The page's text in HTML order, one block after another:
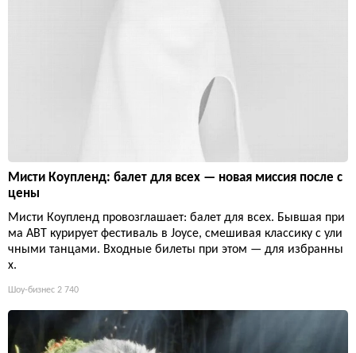
Мисти Коупленд: балет для всех — новая миссия после с
цены
Мисти Коупленд провозглашает: балет для всех. Бывшая при
ма ABT курирует фестиваль в Joyce, смешивая классику с ули
чными танцами. Входные билеты при этом — для избранны
х.
Шоу-бизнес 2 740